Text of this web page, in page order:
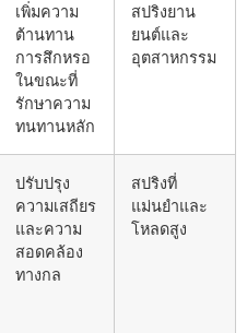
เพิ่มความ
ต้านทาน
การสึกหรอ
ในขณะที่
รักษาความ
ทนทานหลัก
สปริงยาน
ยนต์และ
อุตสาหกรรม
ปรับปรุง
ความเสถียร
และความ
สอดคล้อง
ทางกล
สปริงที่
แม่นยำและ
โหลดสูง